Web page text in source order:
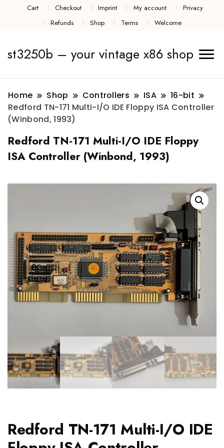
Cart Checkout Imprint My account
Privacy
Refunds
Shop Terms Welcome
st3250b – your vintage x86 shop
Home Shop Controllers ISA
16-bit
Redford TN-171 Multi-I/O IDE Floppy ISA Controller
(Winbond, 1993)
Redford TN-171 Multi-I/O IDE Floppy
ISA Controller (Winbond, 1993)
Redford TN-171 Multi-I/O IDE